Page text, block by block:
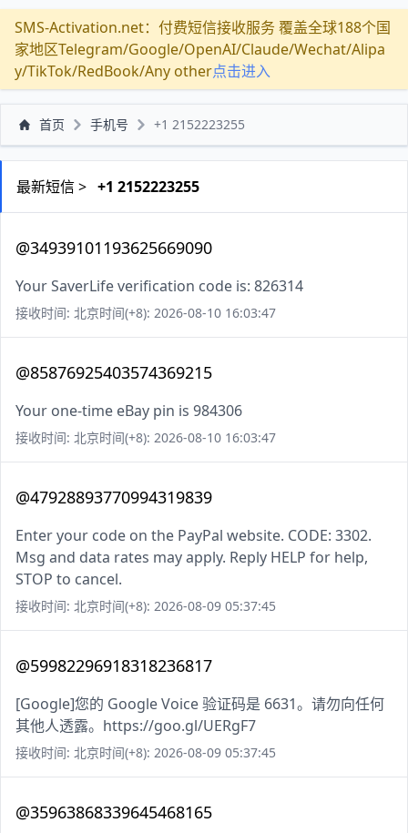
SMS-Activation.net：付费短信接收服务 覆盖全球188个国
家地区Telegram/Google/OpenAI/Claude/Wechat/Alipa
y/TikTok/RedBook/Any other点击进入
首页 手机号 +1 2152223255
最新短信 > +1 2152223255
@34939101193625669090
Your SaverLife verification code is: 826314
接收时间: 北京时间(+8): 2026-08-10 16:03:47
@85876925403574369215
Your one-time eBay pin is 984306
接收时间: 北京时间(+8): 2026-08-10 16:03:47
@47928893770994319839
Enter your code on the PayPal website. CODE: 3302.
Msg and data rates may apply. Reply HELP for help,
STOP to cancel.
接收时间: 北京时间(+8): 2026-08-09 05:37:45
@59982296918318236817
[Google]您的 Google Voice 验证码是 6631。请勿向任何
其他人透露。https://goo.gl/UERgF7
接收时间: 北京时间(+8): 2026-08-09 05:37:45
@35963868339645468165